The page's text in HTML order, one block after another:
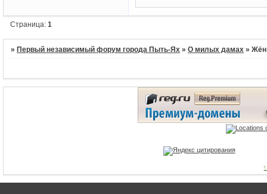
Страница:1
»Первый независимый форум города Пыть-Ях »О милых дамах »